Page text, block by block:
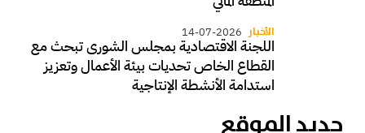
الأخبار 14-07-2026
اللجنة الاقتصادية بمجلس الشورى تبحث مع
القطاع الخاص تحديات بيئة الأعمال وتعزيز
استدامة الأنشطة الإنتاجية
جديد الموقع